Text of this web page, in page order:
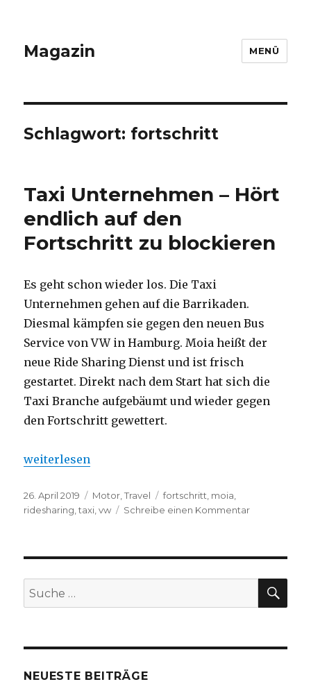
Magazin MENÜ
Schlagwort: fortschritt
Taxi Unternehmen – Hört
endlich auf den
Fortschritt zu blockieren
Es geht schon wieder los. Die Taxi
Unternehmen gehen auf die Barrikaden.
Diesmal kämpfen sie gegen den neuen Bus
Service von VW in Hamburg. Moia heißt der
neue Ride Sharing Dienst und ist frisch
gestartet. Direkt nach dem Start hat sich die
Taxi Branche aufgebäumt und wieder gegen
den Fortschritt gewettert.
„Taxi Unternehmen – Hört endlich auf den
weiterlesen
Veröffentlicht
am
26. April 2019 Kategorien
Motor ,Travel Schlagwörter
fortschritt moia
ridesharing ,taxi ,vw Schreibe einen Kommentar
endlich
Suche
nach:
NEUESTE BEITRÄGE